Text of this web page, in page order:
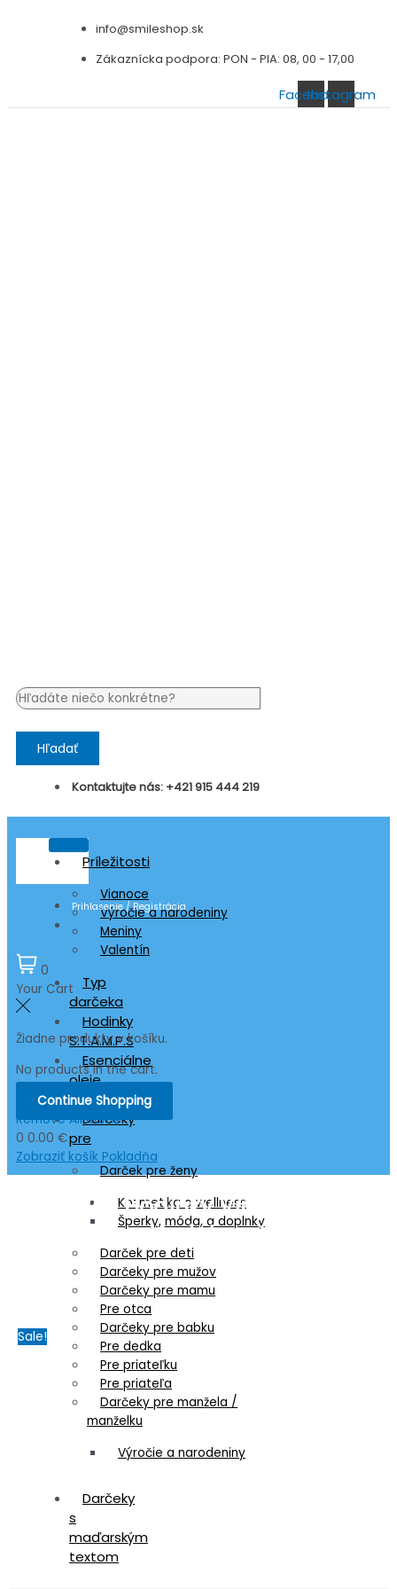
info@smileshop.sk
Zákaznícka podpora: PON - PIA: 08, 00 - 17,00
Facebook
Instagram
Hľadať
Kontaktujte nás: +421 915 444 219
Príležitosti
Vianoce
Výročie a narodeniny
Meniny
Valentín
Typ
darčeka
Hodinky
S.T.A.M.P.S
Esenciálne
oleje
doTERRA
Darčeky
pre
Darček pre ženy
Kozmetika a wellness
Šperky, móda, a doplnky
Darček pre deti
Darčeky pre mužov
Darčeky pre mamu
Pre otca
Darčeky pre babku
Pre dedka
Pre priateľku
Pre priateľa
Darčeky pre manžela /
manželku
Výročie a narodeniny
Darčeky
s
maďarským
textom
Prihlasenie / Registrácia
0
Your Cart
Žiadne produkty v košíku.
No products in the cart.
Continue Shopping
Remove All Items
0 0.00 €
Zobraziť košík Pokladňa
S.T.A.M.P.S. Hodinky Vinylové platne
– Vodotesné
Sale!